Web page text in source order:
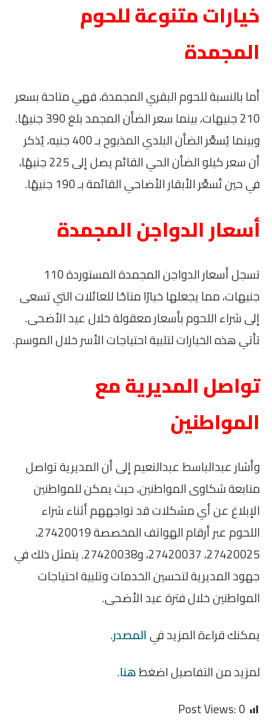
خيارات متنوعة للحوم
المجمدة
أما بالنسبة للحوم البقري المجمدة، فهي متاحة بسعر
210 جنيهات، بينما سعر الضأن المجمد بلغ 390 جنيهًا.
وبينما يُسعَّر الضأن البلدي المذبوح بـ 400 جنيه، يُذكر
أن سعر كيلو الضأن الحي القائم يصل إلى 225 جنيهًا،
في حين تُسعَّر الأبقار الأضاحي القائمة بـ 190 جنيهًا.
أسعار الدواجن المجمدة
تسجل أسعار الدواجن المجمدة المستوردة 110
جنيهات، مما يجعلها خيارًا متاحًا للعائلات التي تسعى
إلى شراء اللحوم بأسعار معقولة خلال عيد الأضحى.
تأتي هذه الخيارات لتلبية احتياجات الأسر خلال الموسم.
تواصل المديرية مع
المواطنين
وأشار عبدالباسط عبدالنعيم إلى أن المديرية تواصل
متابعة شكاوى المواطنين، حيث يمكن للمواطنين
الإبلاغ عن أي مشكلات قد تواجههم أثناء شراء
اللحوم عبر أرقام الهواتف المخصصة 27420019،
27420025، 27420037، و27420038. يتمثل ذلك في
جهود المديرية لتحسين الخدمات وتلبية احتياجات
المواطنين خلال فترة عيد الأضحى.
يمكنك قراءة المزيد فيالمصدر.
لمزيد من التفاصيل اضغطهنا.
Post Views:0